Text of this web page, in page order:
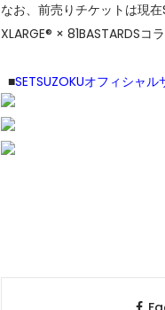
なお、前売りチケットは現
XLARGE® × 81BASTARDSコ
■SETSUZOKUオフィシャル